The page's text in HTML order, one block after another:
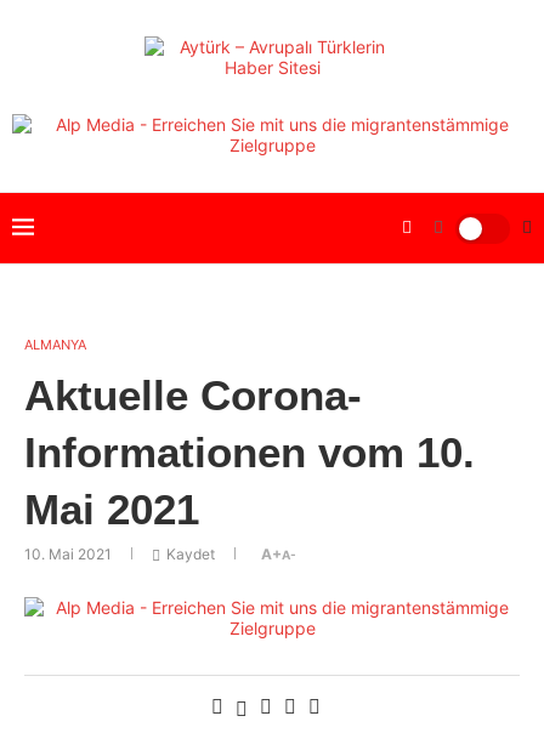
ALMANYA
Aktuelle Corona-
Informationen vom 10.
Mai 2021
10. Mai 2021 Kaydet A+A-